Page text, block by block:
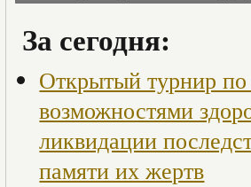
За сегодня:
Открытый турнир
возможностями
ликвидации
памяти их жертв